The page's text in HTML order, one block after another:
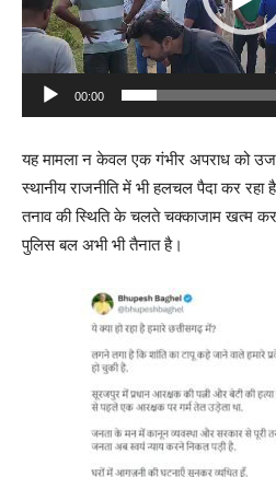
P
l
a
r
00:00
यह मामला न केवल एक गंभीर अपराध को
स्थानीय राजनीति में भी हलचल पैदा कर
तनाव की स्थिति के चलते चक्काजाम खत्म कर
पुलिस बल अभी भी तैनात है।